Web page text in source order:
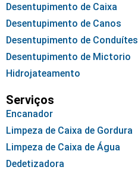
Desentupimento de Caixa
Desentupimento de Canos
Desentupimento de Conduítes
Desentupimento de Mictorio
Hidrojateamento
Serviços
Encanador
Limpeza de Caixa de Gordura
Limpeza de Caixa de Água
Dedetizadora